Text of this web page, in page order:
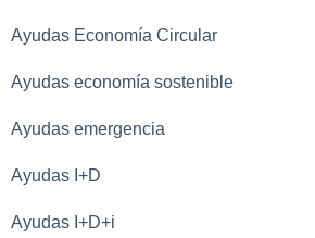
Ayudas Economía Circular
Ayudas economía sostenible
Ayudas emergencia
Ayudas I+D
Ayudas I+D+i